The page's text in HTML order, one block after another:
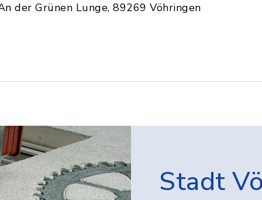
der Grünen Lunge, 89269 Vöhringen
Stadt